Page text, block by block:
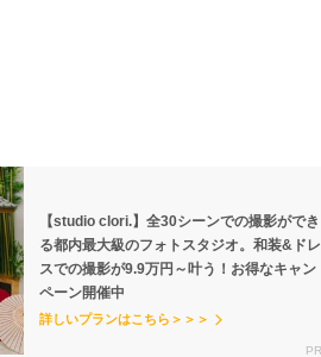
【studio clori.】全30シーンでの撮影ができ
る都内最大級のフォトスタジオ。和装&ドレ
スでの撮影が9.9万円～叶う！お得なキャン
ペーン開催中
詳しいプランはこちら＞＞＞